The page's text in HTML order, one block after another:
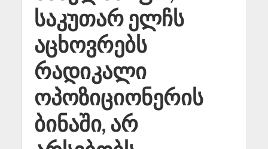
საკუთარ ელჩს
აცხოვრებს
რადიკალი
ოპოზიციონერის
ბინაში, არ